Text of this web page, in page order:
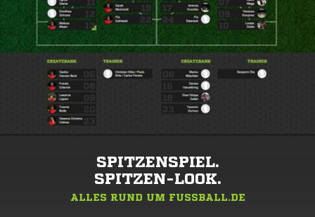
SPITZENSPIEL.
SPITZEN-LOOK.
ALLES RUND UM FUSSBALL.DE